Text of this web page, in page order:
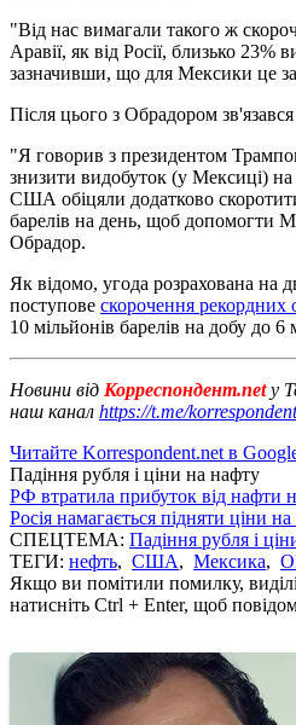
"Від нас вимагали такого ж
Аравії, як від Росії, близько 23%
зазначивши, що для Мексики це
Після цього з Обрадором
"Я говорив з президентом
знизити видобуток (у Мексиці) на
США обіцяли додатково
барелів на день, щоб допомогти
Обрадор.
Як відомо, угода розрахована на
поступове скорочення
10 мільйонів барелів на добу до 6
Новини від Корреспондент.net у
наш канал https://t.me/
Читайте Korrespondent.net в
Падіння рубля і ціни на нафту
РФ втратила прибуток від нафти
Росія намагається підняти ціни
СПЕЦТЕМА: Падіння рубля і
ТЕГИ: нефть, США, Мексика,
Якщо ви помітили помилку,
натисніть Ctrl + Enter, щоб